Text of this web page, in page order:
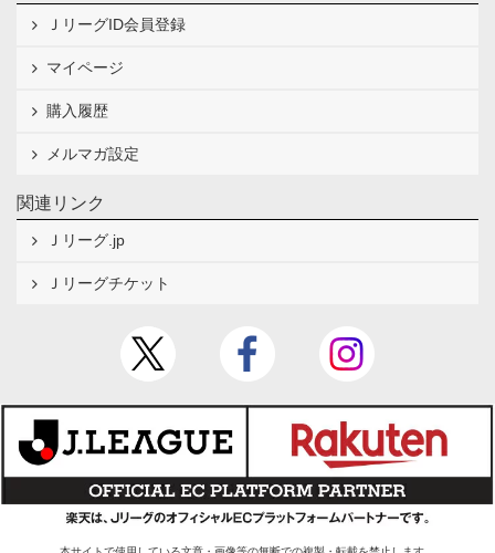
ＪリーグID会員登録
マイページ
購入履歴
メルマガ設定
関連リンク
Ｊリーグ.jp
Ｊリーグチケット